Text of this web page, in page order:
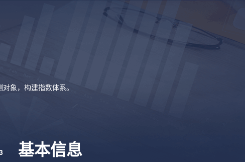
象，构建指数体系。
基本信息